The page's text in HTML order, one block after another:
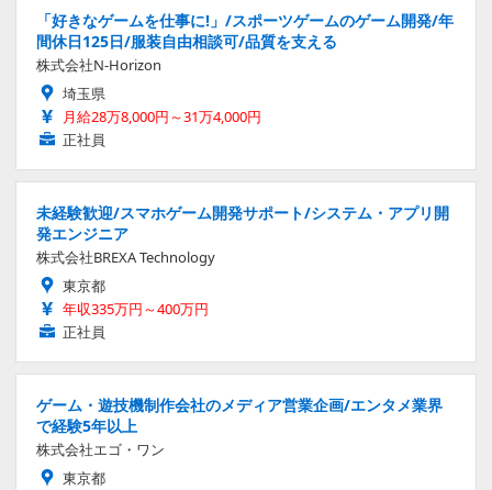
「好きなゲームを仕事に!」/スポーツゲームのゲーム開発/年
間休日125日/服装自由相談可/品質を支える
株式会社N-Horizon
埼玉県
月給28万8,000円～31万4,000円
正社員
未経験歓迎/スマホゲーム開発サポート/システム・アプリ開
発エンジニア
株式会社BREXA Technology
東京都
年収335万円～400万円
正社員
ゲーム・遊技機制作会社のメディア営業企画/エンタメ業界
で経験5年以上
株式会社エゴ・ワン
東京都